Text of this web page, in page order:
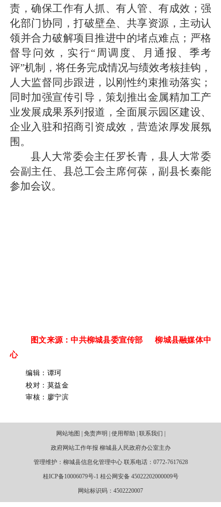
责，确保工作有人抓、有人管、有成效；强
化部门协同，打破壁垒、共享资源，主动认
领并合力破解项目推进中的堵点难点；严格
督导问效，实行“周调度、月通报、季考
评”机制，将任务完成情况与绩效考核挂钩，
人大监督同步跟进，以刚性约束推动落实；
同时加强宣传引导，策划推出金属精加工产
业发展成果系列报道，全面展示园区建设、
企业入驻和招商引资成效，营造浓厚发展氛
围。
县人大常委会主任罗长青，县人大常委
会副主任、县总工会主席何葆，副县长秦能
参加会议。
图文来源：中共柳城县委宣传部 柳城县融媒体中
心
编辑：谭珂
校对：莫益金
审核：廖宁滨
网站地图 | 免责声明 | 使用帮助 | 联系我们 |
政府网站工作年报 柳城县人民政府办公室主办
管理维护：柳城县信息化管理中心 联系电话：0772-7617628
桂ICP备10006079号-1 桂公网安备 45022202000009号
网站标识码：4502220007